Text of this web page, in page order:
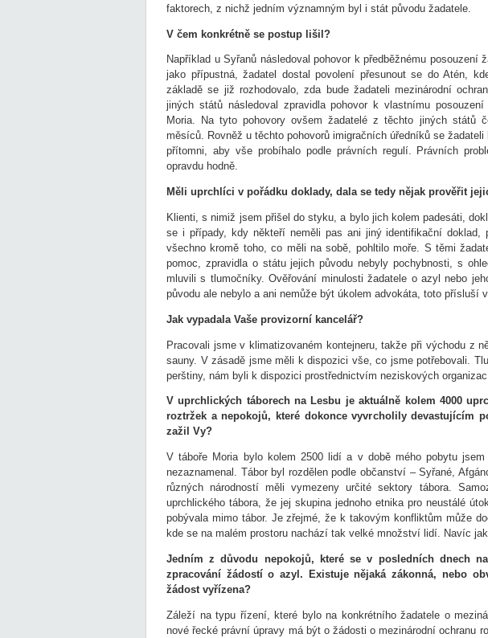
faktorech, z nichž jedním významným byl i stát původu žadatele.
V čem konkrétně se postup lišil?
Například u Syřanů následoval pohovor k předběžnému posouzení
jako přípustná, žadatel dostal povolení přesunout se do Atén,
základě se již rozhodovalo, zda bude žadateli mezinárodní
jiných států následoval zpravidla pohovor k vlastnímu
Moria. Na tyto pohovory ovšem žadatelé z těchto jiných států
měsíců. Rovněž u těchto pohovorů imigračních úředníků se
přítomni, aby vše probíhalo podle právních regulí. Právních
opravdu hodně.
Měli uprchlíci v pořádku doklady, dala se tedy nějak prověřit
Klienti, s nimiž jsem přišel do styku, a bylo jich kolem padesáti,
se i případy, kdy někteří neměli pas ani jiný identifikační doklad,
všechno kromě toho, co měli na sobě, pohltilo moře. S těmi
pomoc, zpravidla o státu jejich původu nebyly pochybnosti, s
mluvili s tlumočníky. Ověřování minulosti žadatele o azyl nebo
původu ale nebylo a ani nemůže být úkolem advokáta, toto přísluší
Jak vypadala Vaše provizorní kancelář?
Pracovali jsme v klimatizovaném kontejneru, takže při východu z
sauny. V zásadě jsme měli k dispozici vše, co jsme potřebovali.
perštiny, nám byli k dispozici prostřednictvím neziskových
V uprchlických táborech na Lesbu je aktuálně kolem 4000
roztržek a nepokojů, které dokonce vyvrcholily devastujícím
zažil Vy?
V táboře Moria bylo kolem 2500 lidí a v době mého pobytu jsem
nezaznamenal. Tábor byl rozdělen podle občanství – Syřané,
různých národností měli vymezeny určité sektory tábora.
uprchlického tábora, že jej skupina jednoho etnika pro neustálé
pobývala mimo tábor. Je zřejmé, že k takovým konfliktům může
kde se na malém prostoru nachází tak velké množství lidí. Navíc
Jedním z důvodu nepokojů, které se v posledních dnech
zpracování žádostí o azyl. Existuje nějaká zákonná, nebo
žádost vyřízena?
Záleží na typu řízení, které bylo na konkrétního žadatele o
nové řecké právní úpravy má být o žádosti o mezinárodní ochranu